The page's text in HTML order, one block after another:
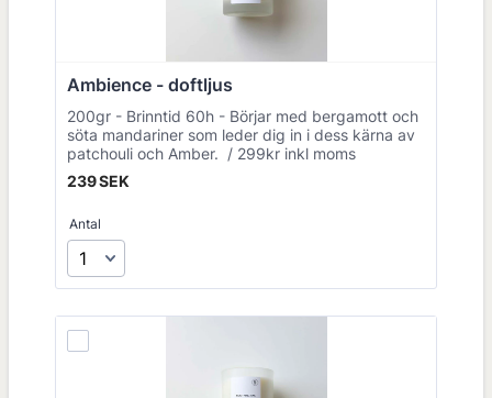
Ambience - doftljus
200gr - Brinntid 60h - Börjar med bergamott och
söta mandariner som leder dig in i dess kärna av
patchouli och Amber. / 299kr inkl moms
239 SEK
239SEK
Antal